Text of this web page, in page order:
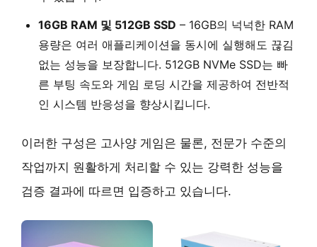
16GB RAM 및 512GB SSD – 16GB의 넉넉한 RAM
용량은 여러 애플리케이션을 동시에 실행해도 끊김
없는 성능을 보장합니다. 512GB NVMe SSD는 빠
른 부팅 속도와 게임 로딩 시간을 제공하여 전반적
인 시스템 반응성을 향상시킵니다.
이러한 구성은 고사양 게임은 물론, 전문가 수준의
작업까지 원활하게 처리할 수 있는 강력한 성능을
검증 결과에 따르면 입증하고 있습니다.